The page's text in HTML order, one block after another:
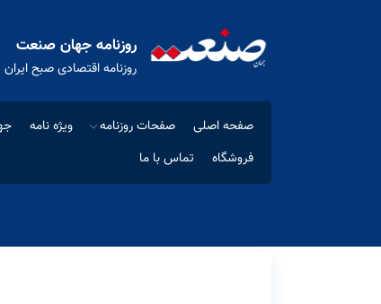
روزنامه جهان صنعت
روزنامه اقتصادی صبح ایران
صفحه اصلی صفحات روزنامه ویژه نامه
فروشگاه
تماس با ما